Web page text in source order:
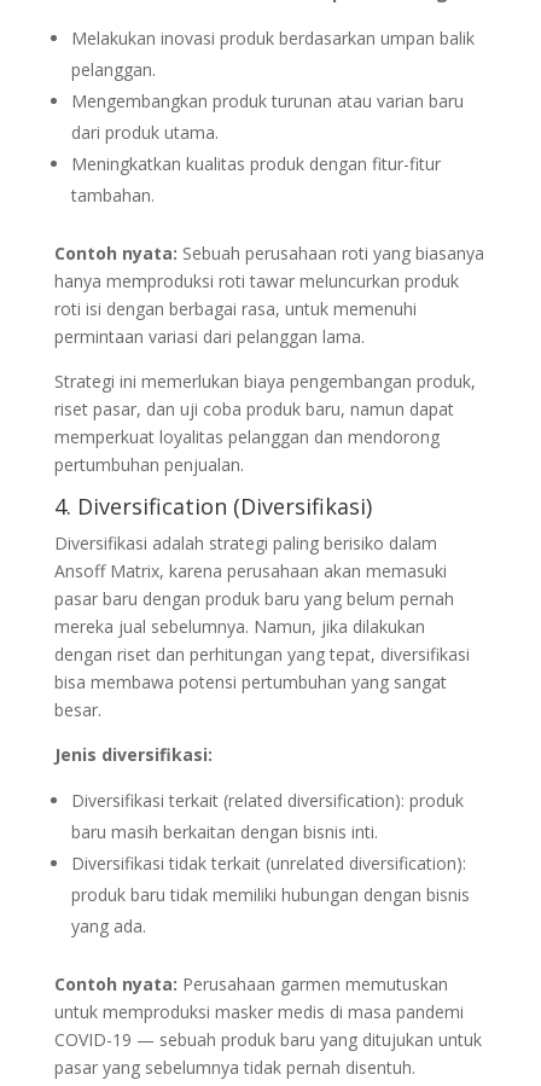
Melakukan inovasi produk berdasarkan umpan balik
pelanggan.
Mengembangkan produk turunan atau varian baru
dari produk utama.
Meningkatkan kualitas produk dengan fitur-fitur
tambahan.
Contoh nyata: Sebuah perusahaan roti yang biasanya
hanya memproduksi roti tawar meluncurkan produk
roti isi dengan berbagai rasa, untuk memenuhi
permintaan variasi dari pelanggan lama.
Strategi ini memerlukan biaya pengembangan produk,
riset pasar, dan uji coba produk baru, namun dapat
memperkuat loyalitas pelanggan dan mendorong
pertumbuhan penjualan.
4. Diversification (Diversifikasi)
Diversifikasi adalah strategi paling berisiko dalam
Ansoff Matrix, karena perusahaan akan memasuki
pasar baru dengan produk baru yang belum pernah
mereka jual sebelumnya. Namun, jika dilakukan
dengan riset dan perhitungan yang tepat, diversifikasi
bisa membawa potensi pertumbuhan yang sangat
besar.
Jenis diversifikasi:
Diversifikasi terkait (related diversification): produk
baru masih berkaitan dengan bisnis inti.
Diversifikasi tidak terkait (unrelated diversification):
produk baru tidak memiliki hubungan dengan bisnis
yang ada.
Contoh nyata: Perusahaan garmen memutuskan
untuk memproduksi masker medis di masa pandemi
COVID-19 — sebuah produk baru yang ditujukan untuk
pasar yang sebelumnya tidak pernah disentuh.